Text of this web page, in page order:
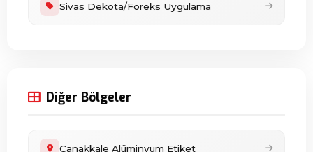
Sivas Dekota/Foreks Uygulama
Diğer Bölgeler
Çanakkale Alüminyum Etiket